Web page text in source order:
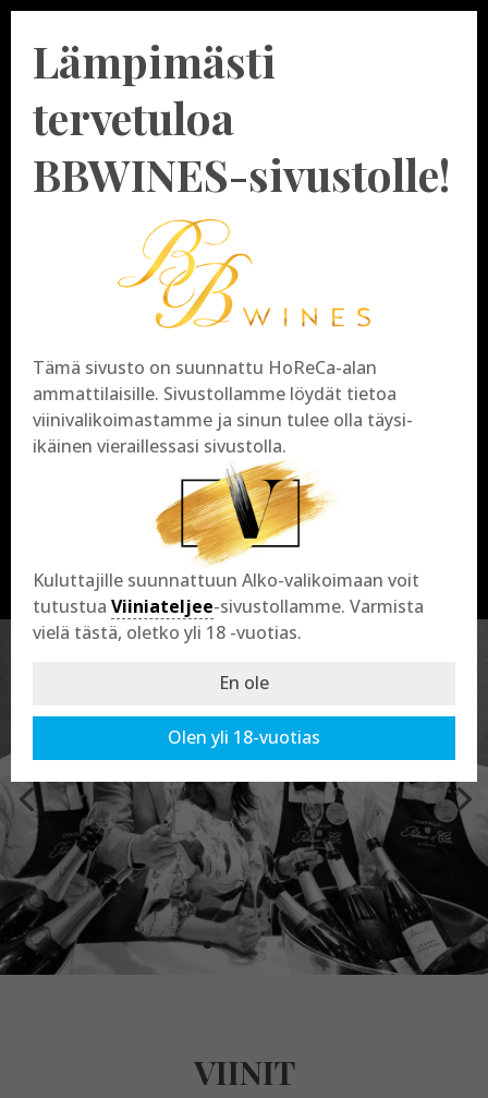
MESTARIT
BBWINES tuo maahan ja myy jokaisen viininystävän
makuun soveltuvia laatuviinejä.
Viinimestarimme ovat intohimoisia alan
ammattilaisia, jotka palvelevat mielellään
vaatimustasoasi vastaavan viinin metsästyksessä.
VIINIT
Lämpimästi
tervetuloa
BBWINES-sivustolle!
Tämä sivusto on suunnattu HoReCa-alan
ammattilaisille. Sivustollamme löydät tietoa
viinivalikoimastamme ja sinun tulee olla täysi-
ikäinen vieraillessasi sivustolla.
Kuluttajille suunnattuun Alko-valikoimaan voit
tutustua Viiniateljee-sivustollamme. Varmista
vielä tästä, oletko yli 18 -vuotias.
En ole
Olen yli 18-vuotias